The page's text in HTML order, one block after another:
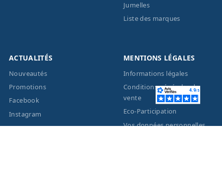
Jumelles
Liste des marques
ACTUALITÉS
Nouveautés
Promotions
Facebook
Instagram
MENTIONS LÉGALES
Informations légales
Conditions générales de
vente
Eco-Participation
Vos données personnelles